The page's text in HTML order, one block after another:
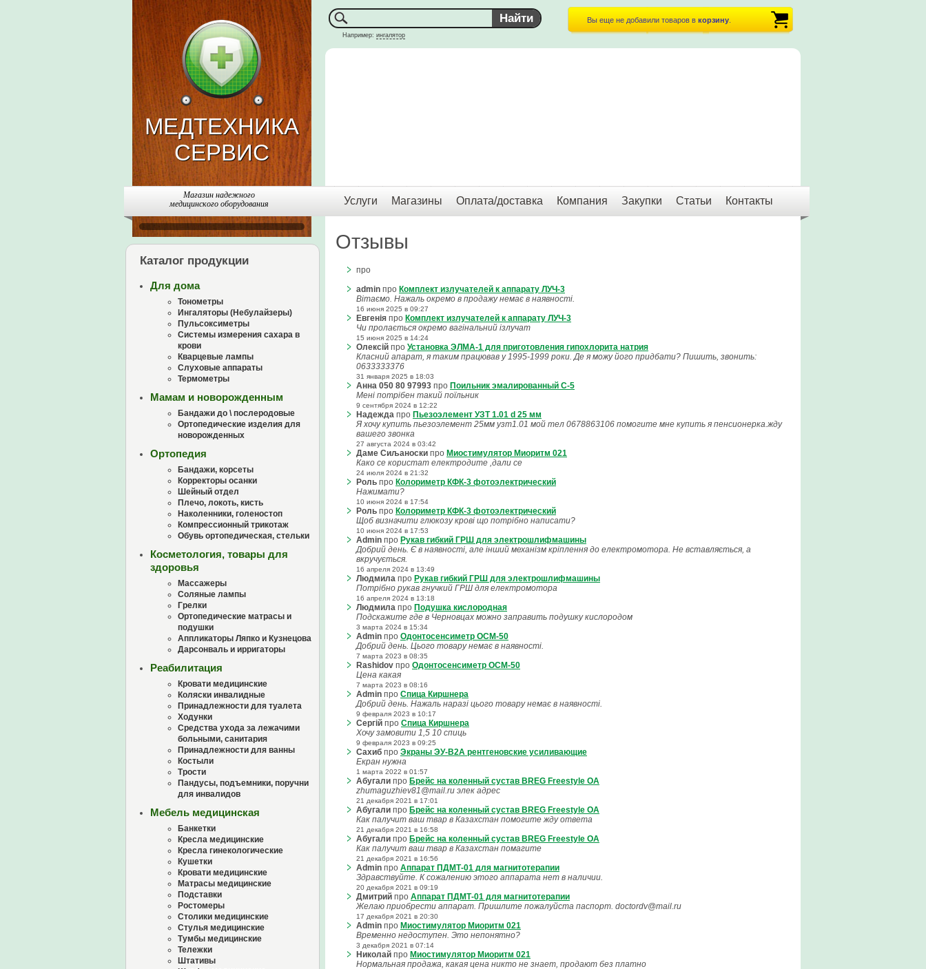
МЕДТЕХНИКА
СЕРВИС
Например: ингалятор
Вы еще не добавили товаров в корзину
Магазин надежного
медицинского оборудования
Услуги Магазины Оплата/доставка Компания Закупки Статьи Контакты
Каталог продукции
Для дома
Тонометры
Ингаляторы (Небулайзеры)
Пульсоксиметры
Системы измерения сахара в
крови
Кварцевые лампы
Слуховые аппараты
Термометры
Мамам и новорожденным
Бандажи до \ послеродовые
Ортопедические изделия для
новорожденных
Ортопедия
Бандажи, корсеты
Корректоры осанки
Шейный отдел
Плечо, локоть, кисть
Наколенники, голеностоп
Компрессионный трикотаж
Обувь ортопедическая, стельки
Косметология, товары для
здоровья
Массажеры
Соляные лампы
Грелки
Ортопедические матрасы и
подушки
Аппликаторы Ляпко и Кузнецова
Дарсонваль и ирригаторы
Реабилитация
Кровати медицинские
Коляски инвалидные
Принадлежности для туалета
Ходунки
Средства ухода за лежачими
больными, санитария
Принадлежности для ванны
Костыли
Трости
Пандусы, подъемники, поручни
для инвалидов
Мебель медицинская
Банкетки
Кресла медицинские
Кресла гинекологические
Кушетки
Кровати медицинские
Матрасы медицинские
Подставки
Ростомеры
Столики медицинские
Стулья медицинские
Тумбы медицинские
Тележки
Штативы
Отзывы
про
admin про Комплект излучателей к аппарату ЛУЧ-3
Вітаємо. Нажаль окремо в продажу немає в наявності.
16 июня 2025 в 09:27
Евгенія про Комплект излучателей к аппарату ЛУЧ-3
Чи пролається окремо вагінальний ізлучат
15 июня 2025 в 14:24
Олексій про Установка ЭЛМА-1 для приготовления гипохлорита натрия
Класний апарат, я таким працював у 1995-1999 роки. Де я можу його придбати? Пишить, звонить:
0633333376
31 января 2025 в 18:03
Анна 050 80 97993 про Поильник эмалированный С-5
Мені потрібен такий поїльник
9 сентября 2024 в 12:22
Надежда про Пьезоэлемент УЗТ 1.01 d 25 мм
Я хочу купить пьезоэлемент 25мм узт1.01 мой тел 0678863106 помогите мне купить я пенсионерка.жду
вашего звонка
27 августа 2024 в 03:42
Даме Сиљаноски про Миостимулятор Миоритм 021
Како се користат електродите ,дали се
24 июля 2024 в 21:32
Роль про Колориметр КФК-3 фотоэлектрический
Нажимати?
10 июня 2024 в 17:54
Роль про Колориметр КФК-3 фотоэлектрический
Щоб визначити глюкозу крові що потрібно написати?
10 июня 2024 в 17:53
Admin про Рукав гибкий ГРШ для электрошлифмашины
Добрий день. Є в наявності, але інший механізм кріплення до електромотора. Не вставляється, а
вкручується.
16 апреля 2024 в 13:49
Людмила про Рукав гибкий ГРШ для электрошлифмашины
Потрібно рукав гнучкий ГРШ для електромотора
16 апреля 2024 в 13:18
Людмила про Подушка кислородная
Подскажите где в Черновцах можно заправить подушку кислородом
3 марта 2024 в 15:34
Admin про Одонтосенсиметр ОСМ-50
Добрий день. Цього товару немає в наявності.
7 марта 2023 в 08:35
Rashidov про Одонтосенсиметр ОСМ-50
Цена какая
7 марта 2023 в 08:16
Admin про Спица Киршнера
Добрий день. Нажаль наразі цього товару немає в наявності.
9 февраля 2023 в 10:17
Сергій про Спица Киршнера
Хочу замовити 1,5 10 спиць
9 февраля 2023 в 09:25
Сахиб про Экраны ЭУ-В2А рентгеновские усиливающие
Екран нужна
1 марта 2022 в 01:57
Абугали про Брейс на коленный сустав BREG Freestyle OA
zhumaguzhiev81@mail.ru элек адрес
21 декабря 2021 в 17:01
Абугали про Брейс на коленный сустав BREG Freestyle OA
Как палучит ваш твар в Казахстан помогите жду ответа
21 декабря 2021 в 16:58
Абугали про Брейс на коленный сустав BREG Freestyle OA
Как палучит ваш твар в Казахстан помагите
21 декабря 2021 в 16:56
Admin про Аппарат ПДМТ-01 для магнитотерапии
Здравствуйте. К сожалению этого аппарата нет в наличии.
20 декабря 2021 в 09:19
Дмитрий про Аппарат ПДМТ-01 для магнитотерапии
Желаю приобрести аппарат. Пришлите пожалуйста паспорт. doctordv@mail.ru
17 декабря 2021 в 20:30
Admin про Миостимулятор Миоритм 021
Временно недоступен. Это непонятно?
3 декабря 2021 в 07:14
Николай про Миостимулятор Миоритм 021
Нормальная продажа, какая цена никто не знает, продают без платно